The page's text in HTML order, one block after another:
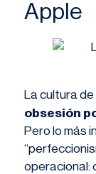
Apple
La cultura de
obsesión
Pero lo más
operacional: